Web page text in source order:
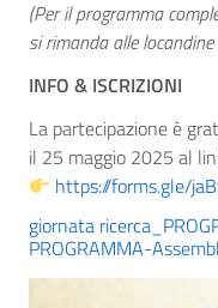
(Per il programma
si rimanda alle
INFO & ISCRIZIONI
La partecipazione è
il 25 maggio 2025 al
https://forms.gle/
giornata
PROGRAMMA-